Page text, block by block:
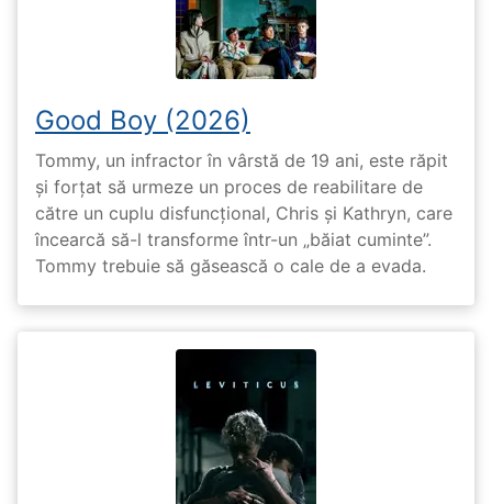
Good Boy (2026)
Tommy, un infractor în vârstă de 19 ani, este răpit
și forțat să urmeze un proces de reabilitare de
către un cuplu disfuncțional, Chris și Kathryn, care
încearcă să-l transforme într-un „băiat cuminte”.
Tommy trebuie să găsească o cale de a evada.